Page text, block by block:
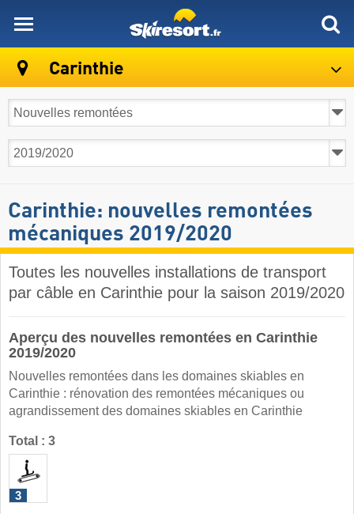
Carinthie
Carinthie: nouvelles remontées
mécaniques 2019/2020
Toutes les nouvelles installations de transport
par câble en Carinthie pour la saison 2019/2020
Aperçu des nouvelles remontées en Carinthie
2019/2020
Nouvelles remontées dans les domaines skiables en
Carinthie : rénovation des remontées mécaniques ou
agrandissement des domaines skiables en Carinthie
Total : 3
3